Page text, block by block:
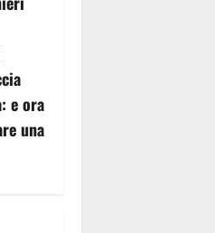
e ora
una